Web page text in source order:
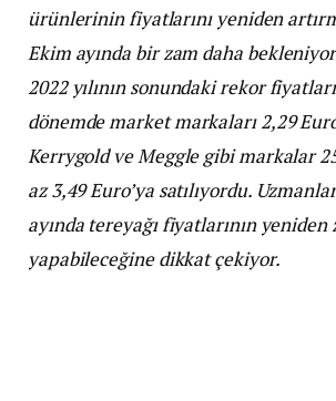
ürünlerinin fiyatlarını yeniden
Ekim ayında bir zam daha
2022 yılının sonundaki rekor
dönemde market markaları 2,29
Kerrygold ve Meggle gibi markalar
az 3,49 Euro’ya satılıyordu.
ayında tereyağı fiyatlarının yeniden
yapabileceğine dikkat çekiyor.